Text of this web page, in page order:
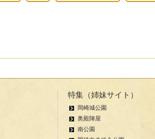
特集（姉妹サイト）
岡崎城公園
奥殿陣屋
南公園